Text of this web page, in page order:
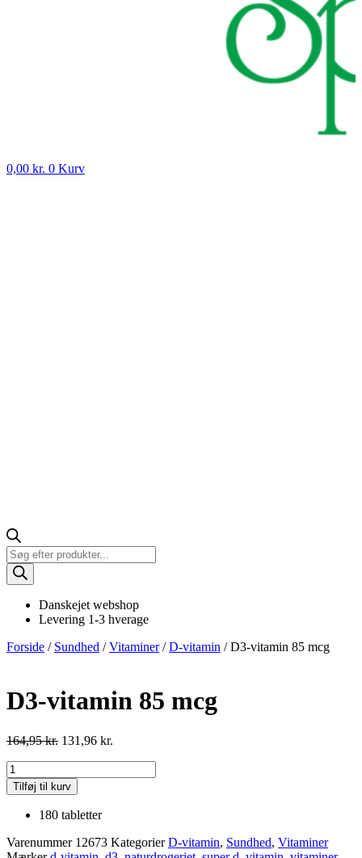
0,00 kr. 0 Kurv
Products
search
Danskejet webshop
Levering 1-3 hverage
Forside / Sundhed /Vitaminer/D-vitamin / D3-vitamin 85 mcg
D3-vitamin 85 mcg
164,95kr. 131,96 kr.
D3-
vitamin
85
mcg
Tilføj til kurv
180 tabletter
Varenummer 12673 Kategorier D-vitamin, Sundhed, Vitaminer